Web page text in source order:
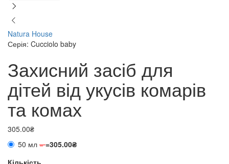
Natura House
Серія: Cucciolo baby
Захисний засіб для
дітей від укусів комарів
та комах
305.00₴
50 мл ==305.00₴
Кількість